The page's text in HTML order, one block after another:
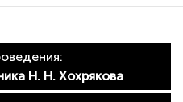
Н. Н. Хохрякова